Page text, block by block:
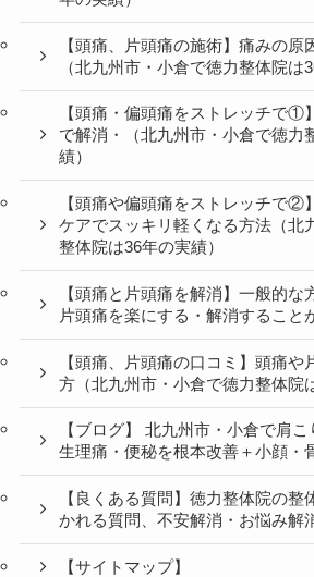
【頭痛、片頭痛の施術】痛みの原
（北九州市・小倉で徳力整体院は
【頭痛・偏頭痛をストレッチで①
で解消・（北九州市・小倉で徳力
績）
【頭痛や偏頭痛をストレッチで②
ケアでスッキリ軽くなる方法（北
整体院は36年の実績）
【頭痛と片頭痛を解消】一般的
片頭痛を楽にする・解消すること
【頭痛、片頭痛の口コミ】頭痛や
方（北九州市・小倉で徳力整体院
【ブログ】 北九州市・小倉で肩こ
生理痛・便秘を根本改善＋小顔・
【良くある質問】徳力整体院の整
かれる質問、不安解消・お悩み解
【サイトマップ】